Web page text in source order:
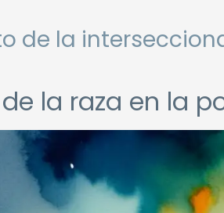
de la
de la raza en la